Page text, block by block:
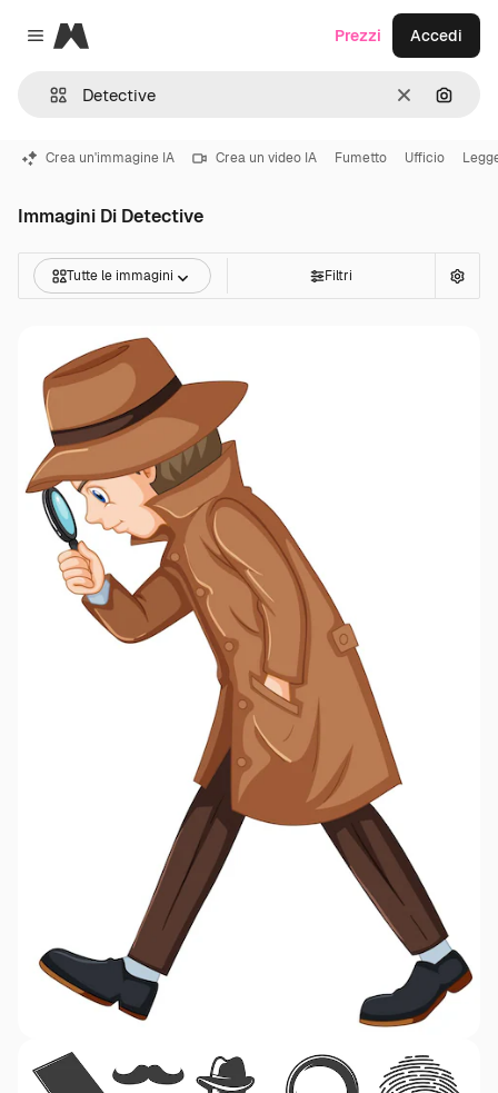
Close menu
Magnific
CancellaCerca
Prezzi Accedi
Crea un'immagine IA Crea un video IA Fumetto Ufficio
Immagini Di Detective
Tutte le immagini Filtri